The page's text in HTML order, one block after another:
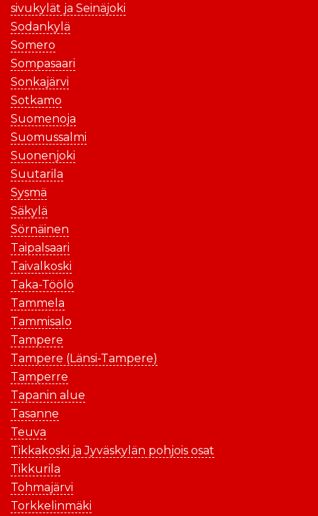
sivukylät ja Seinäjoki
Sodankylä
Somero
Sompasaari
Sonkajärvi
Sotkamo
Suomenoja
Suomussalmi
Suonenjoki
Suutarila
Sysmä
Säkylä
Sörnäinen
Taipalsaari
Taivalkoski
Taka-Töölö
Tammela
Tammisalo
Tampere
Tampere (Länsi-Tampere)
Tamperre
Tapanin alue
Tasanne
Teuva
Tikkakoski ja Jyväskylän pohjois osat
Tikkurila
Tohmajärvi
Torkkelinmäki